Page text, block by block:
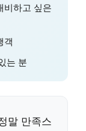
비하고 싶은
객
는 분
말 만족스